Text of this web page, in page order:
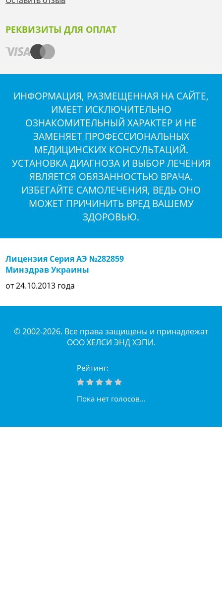
РЕКВИЗИТЫ ДЛЯ ОПЛАТ
ИНФОРМАЦИЯ, РАЗМЕЩЕННАЯ НА САЙТЕ,
ИМЕЕТ ИСКЛЮЧИТЕЛЬНО
ОЗНАКОМИТЕЛЬНЫЙ ХАРАКТЕР И НЕ
ЗАМЕНЯЕТ ПРОФЕССИОНАЛЬНЫХ
МЕДИЦИНСКИХ КОНСУЛЬТАЦИЙ.
УСТАНОВКА ДИАГНОЗА И ВЫБОР ЛЕЧЕНИЯ
ЯВЛЯЕТСЯ ОБЯЗАННОСТЬЮ ВРАЧА.
ИЗБЕГАЙТЕ САМОЛЕЧЕНИЯ, ВЕДЬ ОНО
МОЖЕТ ПРИЧИНИТЬ ВРЕД ВАШЕМУ
ЗДОРОВЬЮ.
Лицензия Серия АЭ №282859
Минздрав Украины
от 24.10.2013 года
© 2002-2026. Все права защищены и принадлежат
ООО ХЕЛСИ ЭНД ХЭПИ.
Рейтинг:
Пока нет голосов...